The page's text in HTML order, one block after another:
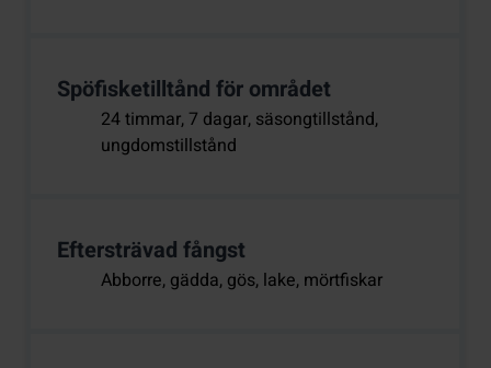
Spöfisketilltånd för området
24 timmar, 7 dagar, säsongtillstånd,
ungdomstillstånd
Eftersträvad fångst
Abborre, gädda, gös, lake, mörtfiskar